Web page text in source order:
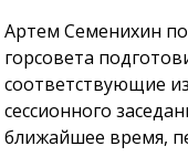
Артем Семенихин
горсовета
соответствующие
сессионного
ближайшее время,